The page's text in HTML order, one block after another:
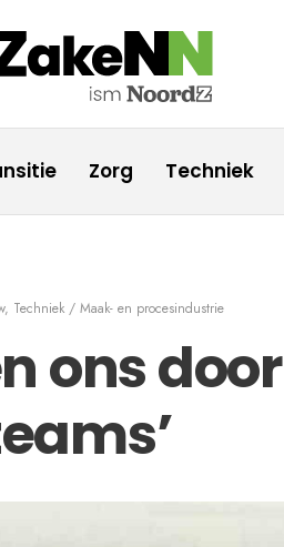
Zorg Techniek
, Techniek / Maak- en procesindustrie
ons door